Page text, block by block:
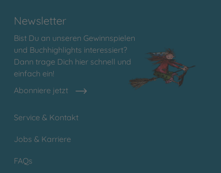
Newsletter
Bist Du an unseren Gewinnspielen
und Buchhighlights interessiert?
Dann trage Dich hier schnell und
einfach ein!
Abonniere jetzt
Service & Kontakt
Jobs & Karriere
FAQs